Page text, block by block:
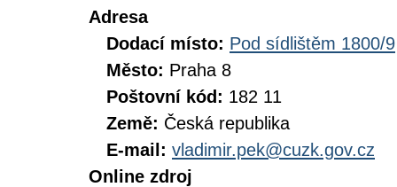
Adresa
Dodací místo: Pod sídlištěm 1800/9
Město: Praha 8
Poštovní kód: 182 11
Země: Česká republika
E-mail: vladimir.pek@cuzk.gov.cz
Online zdroj